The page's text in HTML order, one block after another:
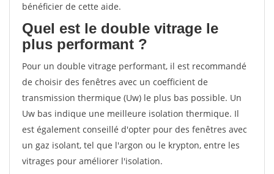
bénéficier de cette aide.
Quel est le double vitrage le
plus performant ?
Pour un double vitrage performant, il est recommandé
de choisir des fenêtres avec un coefficient de
transmission thermique (Uw) le plus bas possible. Un
Uw bas indique une meilleure isolation thermique. Il
est également conseillé d'opter pour des fenêtres avec
un gaz isolant, tel que l'argon ou le krypton, entre les
vitrages pour améliorer l'isolation.